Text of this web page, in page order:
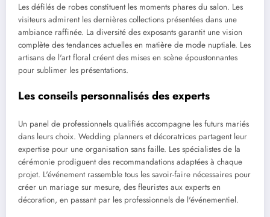
Les défilés de robes constituent les moments phares du salon. Les
visiteurs admirent les dernières collections présentées dans une
ambiance raffinée. La diversité des exposants garantit une vision
complète des tendances actuelles en matière de mode nuptiale. Les
artisans de l'art floral créent des mises en scène époustonnantes
pour sublimer les présentations.
Les conseils personnalisés des experts
Un panel de professionnels qualifiés accompagne les futurs mariés
dans leurs choix. Wedding planners et décoratrices partagent leur
expertise pour une organisation sans faille. Les spécialistes de la
cérémonie prodiguent des recommandations adaptées à chaque
projet. L'événement rassemble tous les savoir-faire nécessaires pour
créer un mariage sur mesure, des fleuristes aux experts en
décoration, en passant par les professionnels de l'événementiel.